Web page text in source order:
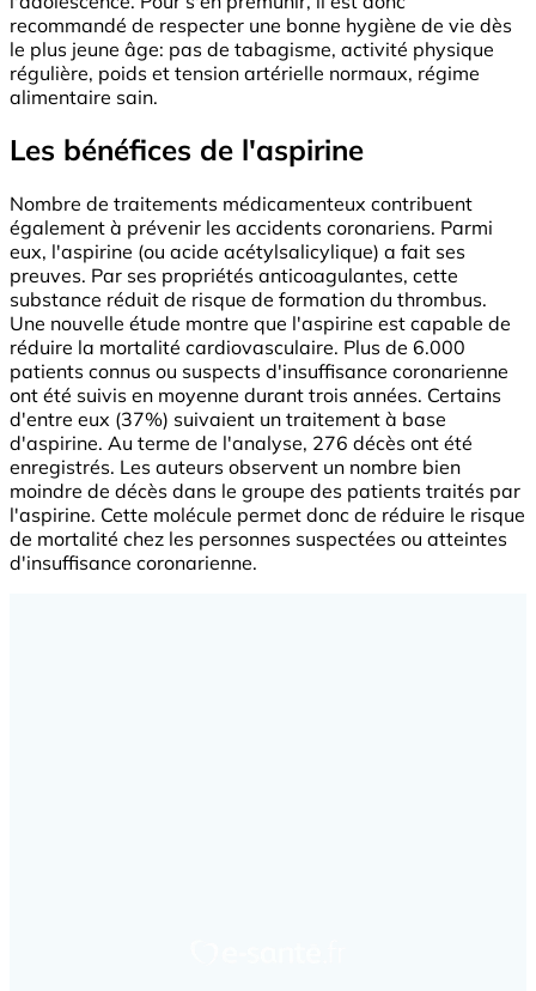
recommandé de respecter une bonne hygiène de vie dès
le plus jeune âge: pas de tabagisme, activité physique
régulière, poids et tension artérielle normaux, régime
alimentaire sain.
Les bénéfices de l'aspirine
Nombre de traitements médicamenteux contribuent
également à prévenir les accidents coronariens. Parmi
eux, l'aspirine (ou acide acétylsalicylique) a fait ses
preuves. Par ses propriétés anticoagulantes, cette
substance réduit de risque de formation du thrombus.
Une nouvelle étude montre que l'aspirine est capable de
réduire la mortalité cardiovasculaire. Plus de 6.000
patients connus ou suspects d'insuffisance coronarienne
ont été suivis en moyenne durant trois années. Certains
d'entre eux (37%) suivaient un traitement à base
d'aspirine. Au terme de l'analyse, 276 décès ont été
enregistrés. Les auteurs observent un nombre bien
moindre de décès dans le groupe des patients traités par
l'aspirine. Cette molécule permet donc de réduire le risque
de mortalité chez les personnes suspectées ou atteintes
d'insuffisance coronarienne.